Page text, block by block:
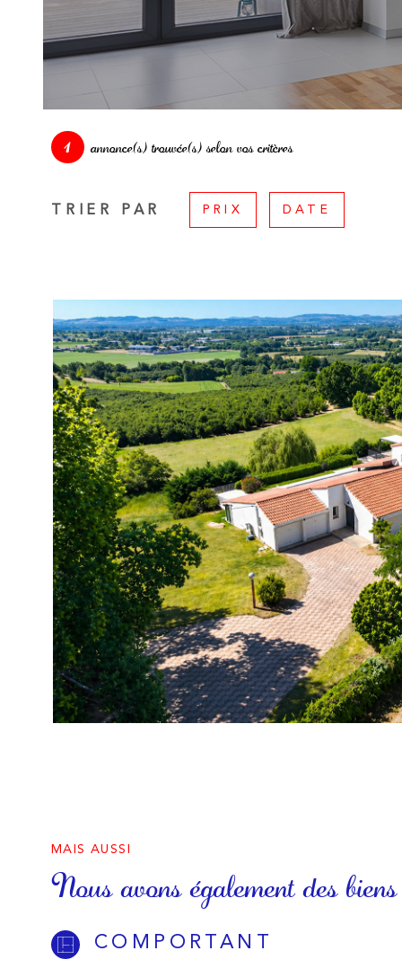
1 annonce(s) trouvée(s) selon vos critères
TRIER PAR PRIX DATE
VOIR LE
MAIS AUSSI
Nous avons également des
COMPORTANT